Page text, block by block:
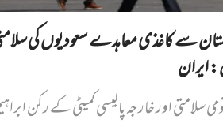
سے کاغذی معاہدے سعودیوں کی
ایران
سلامتی اور خارجہ پالیسی کمیٹی کے رکن